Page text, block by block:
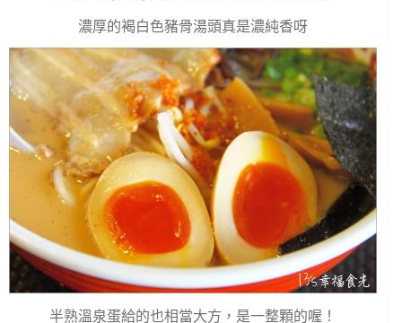
濃厚的褐白色豬骨湯頭真是濃純香呀
半熟溫泉蛋給的也相當大方，是一整顆的喔！